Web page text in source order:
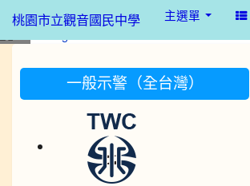
桃園市立觀音國民中學 主選單
一般示警（全台灣）